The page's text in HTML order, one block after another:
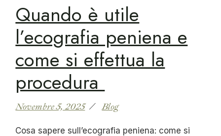
Quando è utile
l’ecografia peniena e
come si effettua la
procedura
Novembre 5, 2025 Blog
Cosa sapere sull’ecografia peniena: come si